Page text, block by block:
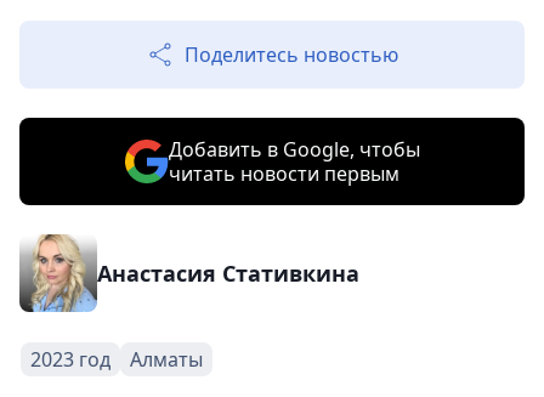
Поделитесь новостью
Добавить в Google, чтобы
читать новости первым
Анастасия Стативкина
2023 год Алматы